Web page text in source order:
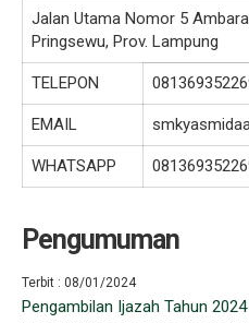
Jalan Utama Nomor 5
Pringsewu, Prov. Lampung
TELEPON
EMAIL
WHATSAPP
Pengumuman
Terbit : 08/01/2024
Pengambilan Ijazah Tahun